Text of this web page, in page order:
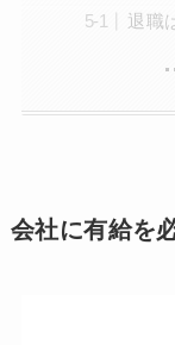
退職
会社に有給を